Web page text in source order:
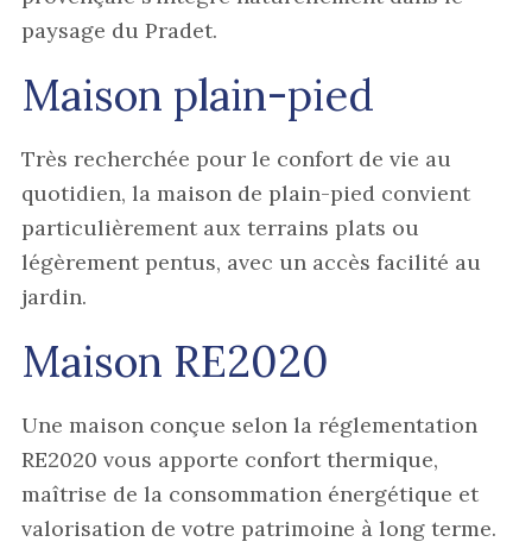
paysage du Pradet.
Maison plain-pied
Très recherchée pour le confort de vie au
quotidien, la maison de plain-pied convient
particulièrement aux terrains plats ou
légèrement pentus, avec un accès facilité au
jardin.
Maison RE2020
Une maison conçue selon la réglementation
RE2020 vous apporte confort thermique,
maîtrise de la consommation énergétique et
valorisation de votre patrimoine à long terme.